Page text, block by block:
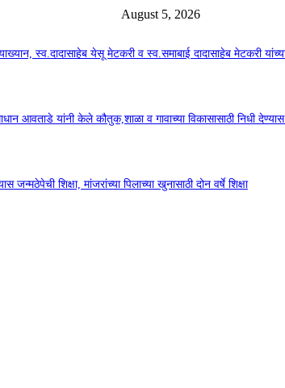
August 5, 2026
स्व.दादासाहेब येसू मेटकरी व स्व.समाबाई दादासाहेब मेटकरी यांच्या
आवताडे यांनी केले कौतुक,शाळा व गावाच्या विकासासाठी निधी
शिक्षा, मांजरांच्या पिलाच्या खुनासाठी दोन वर्षे शिक्षा